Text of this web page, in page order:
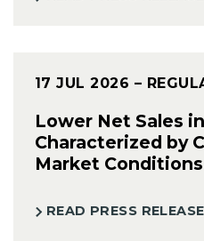
17 JUL 2026 –
Lower Net Sales
Characterized by
Market Conditions
READ PRESS RELEASE